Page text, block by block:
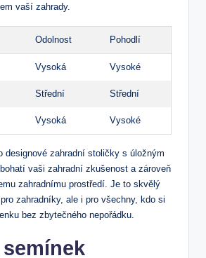
vaší zahrady.
Odolnost Pohodlí
Vysoká Vysoké
Střední Střední
Vysoká Vysoké
designové zahradní stoličky s úložným
vaši zahradní zkušenost a zároveň
zahradnímu prostředí. Je to skvělý
zahradníky, ale i pro všechny, kdo si
bez zbytečného nepořádku.